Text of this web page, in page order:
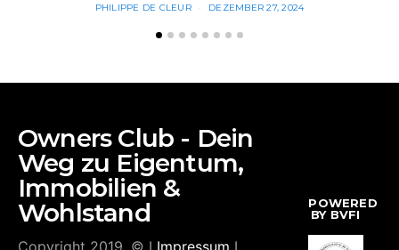
PHILIPPE DE CLEUR DEZEMBER 27, 2024
Owners Club - Dein
Weg zu Eigentum,
Immobilien &
Wohlstand
Copyright 2019. © I Impressum I
POWERED
BY BVFI